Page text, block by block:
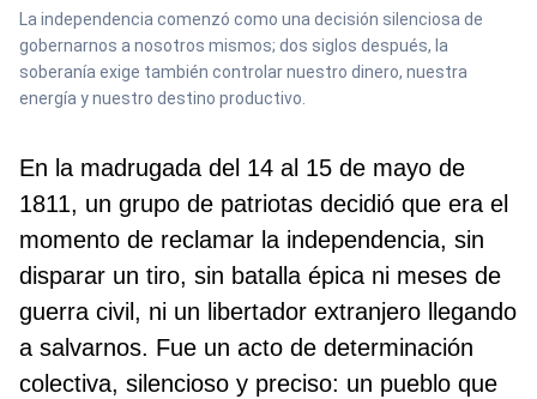
La independencia comenzó como una decisión silenciosa de
gobernarnos a nosotros mismos; dos siglos después, la
soberanía exige también controlar nuestro dinero, nuestra
energía y nuestro destino productivo.
En la madrugada del 14 al 15 de mayo de
1811, un grupo de patriotas decidió que era el
momento de reclamar la independencia, sin
disparar un tiro, sin batalla épica ni meses de
guerra civil, ni un libertador extranjero llegando
a salvarnos. Fue un acto de determinación
colectiva, silencioso y preciso: un pueblo que